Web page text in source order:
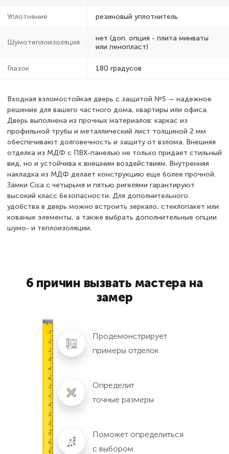
Уплотнение резиновый уплотнитель
Шумотеплоизоляция
нет (доп. опция - плита минваты
или пенопласт)
Глазок 180 градусов
Входная взломостойкая дверь с защитой №5 — надежное
решение для вашего частного дома, квартиры или офиса.
Дверь выполнена из прочных материалов: каркас из
профильной трубы и металлический лист толщиной 2 мм
обеспечивают долговечность и защиту от взлома. Внешняя
отделка из МДФ с ПВХ-панелью не только придает стильный
вид, но и устойчива к внешним воздействиям. Внутренняя
накладка из МДФ делает конструкцию еще более прочной.
Замки Cisa с четырьмя и пятью ригелями гарантируют
высокий класс безопасности. Для дополнительного
удобства в дверь можно встроить зеркало, стеклопакет или
кованые элементы, а также выбрать дополнительные опции
шумо- и теплоизоляции.
6 причин вызвать мастера на
замер
Продемонстрирует
примеры отделок
Определит
точные размеры
Поможет определиться
с выбором